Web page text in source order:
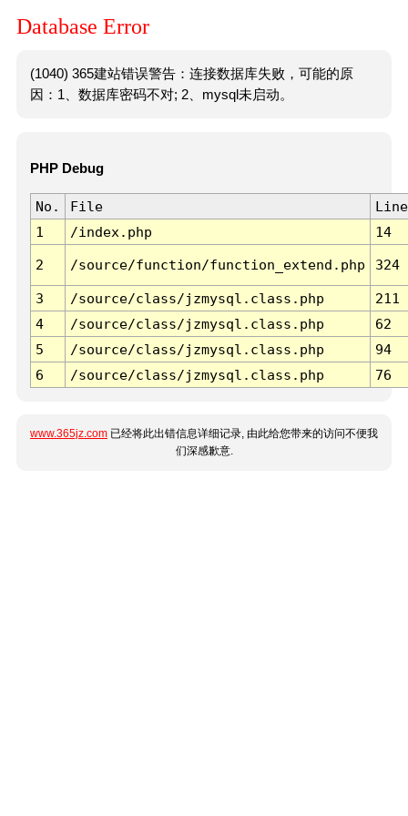
Database Error
(1040) 365建站错误警告：连接数据库失败，可能的原
因：1、数据库密码不对; 2、mysql未启动。
PHP Debug
No. File
Line
1
/index.php 14
2 /source/function/function_extend.php 324
3 /source/class/jzmysql.class.php
211
4
/source/class/jzmysql.class.php
62
5
/source/class/jzmysql.class.php
94
6
/source/class/jzmysql.class.php 76
www.365jz.com 已经将此出错信息详细记录, 由此给您带来的访问不便我
们深感歉意.